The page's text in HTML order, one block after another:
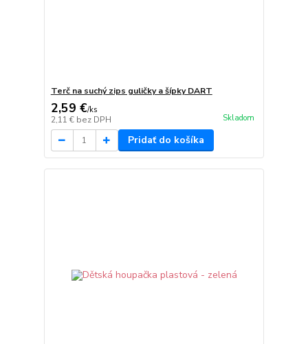
Terč na suchý zips guličky a šípky DART
2,59 €/ks
2,11 € bez DPH Skladom
Pridať do košíka